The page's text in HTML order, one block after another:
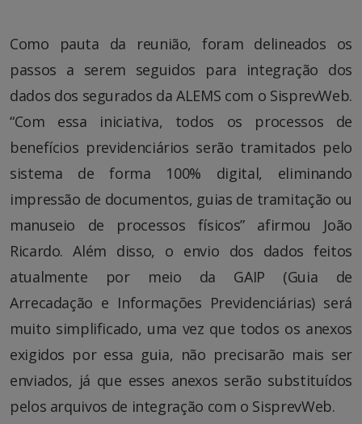
Como pauta da reunião, foram delineados os
passos a serem seguidos para integração dos
dados dos segurados da ALEMS com o SisprevWeb.
“Com essa iniciativa, todos os processos de
benefícios previdenciários serão tramitados pelo
sistema de forma 100% digital, eliminando
impressão de documentos, guias de tramitação ou
manuseio de processos físicos” afirmou João
Ricardo. Além disso, o envio dos dados feitos
atualmente por meio da GAIP (Guia de
Arrecadação e Informações Previdenciárias) será
muito simplificado, uma vez que todos os anexos
exigidos por essa guia, não precisarão mais ser
enviados, já que esses anexos serão substituídos
pelos arquivos de integração com o SisprevWeb.